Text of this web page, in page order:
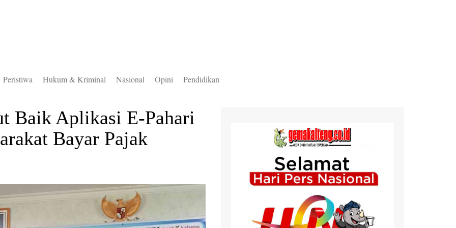
Timur
Utara
Peristiwa Hukum & Kriminal Nasional Opini Pendidikan
Baik Aplikasi E-Pahari
Bayar Pajak